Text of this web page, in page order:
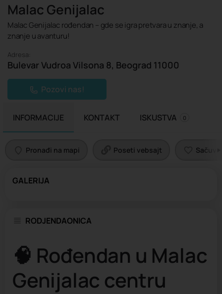
Malac Genijalac
Malac Genijalac rođendan – gde se igra pretvara u znanje, a
znanje u avanturu!
Adresa:
Bulevar Vudroa Vilsona 8, Beograd 11000
Pozovi nas!
INFORMACIJE KONTAKT ISKUSTVA 0
Pronađi na mapi Poseti vebsajt
GALERIJA
RODJENDAONICA
🧠 Rođendan u Malac
Genijalac centru